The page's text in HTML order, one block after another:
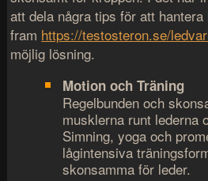
att dela några tips för att
fram https://testosteron.se/
möjlig lösning.
Motion och Träning
Regelbunden och
musklerna runt lederna
Simning, yoga och
lågintensiva
skonsamma för leder.